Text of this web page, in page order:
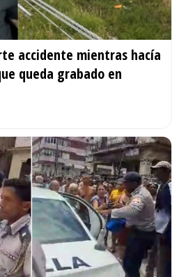
accidente mientras hacía
queda grabado en